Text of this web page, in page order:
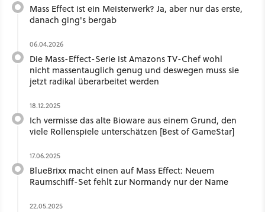
Mass Effect ist ein Meisterwerk? Ja, aber nur das erste,
danach ging's bergab
06.04.2026
Die Mass-Effect-Serie ist Amazons TV-Chef wohl
nicht massentauglich genug und deswegen muss sie
jetzt radikal überarbeitet werden
18.12.2025
Ich vermisse das alte Bioware aus einem Grund, den
viele Rollenspiele unterschätzen [Best of GameStar]
17.06.2025
BlueBrixx macht einen auf Mass Effect: Neuem
Raumschiff-Set fehlt zur Normandy nur der Name
22.05.2025